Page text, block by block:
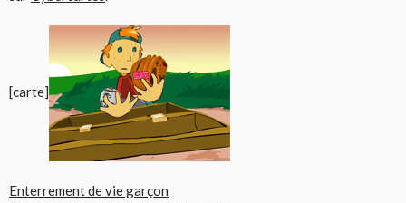
[carte]
Enterrement de vie garçon